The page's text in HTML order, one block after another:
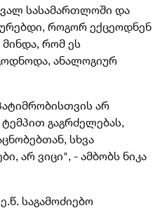
სასამართლოში და
როგორ ექცეოდნენ
მინდა, რომ ეს
ანალოგიურ
არ
გაგრძელებას,
სხვა
არ ვიცი", - ამბობს ნიკა
საგამოძიებო